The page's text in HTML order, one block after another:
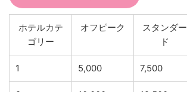
ホテルカテ
ゴリー
オフピーク
スタンダー
ド
1 5,000 7,500